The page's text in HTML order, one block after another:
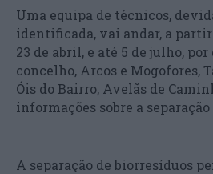
Uma equipa de técnicos,
identificada, vai andar, a
23 de abril, e até 5 de julho,
concelho, Arcos e Mogofores,
Óis do Bairro, Avelãs de
informações sobre a
A separação de biorresíduos